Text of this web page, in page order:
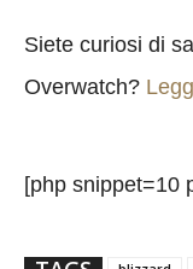
Siete curiosi di
Overwatch?
[php snippet=10